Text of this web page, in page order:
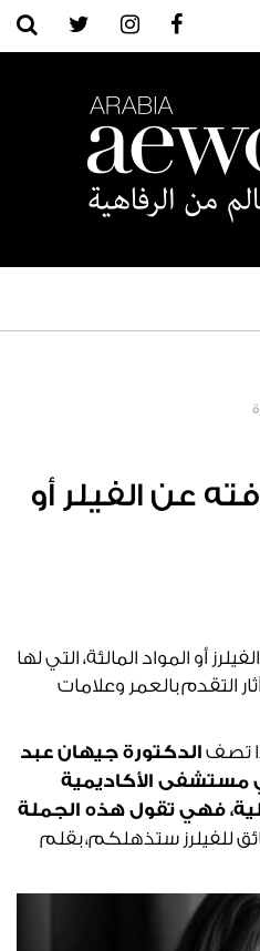
عن الفيلر أو
أو المواد المالئة، التي لها
التقدم بالعمر وعلامات
تصف الدكتورة جيهان عبد
مستشفى الأكاديمية
، فهي تقول هذه الجملة
5 حقائق للفيلرز ستذهلكم، بقلم